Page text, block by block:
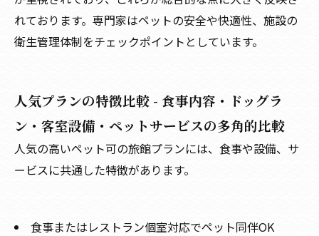
れております。専門家はペットの安全や快適性、施設の
衛生管理体制をチェックポイントとしています。
人気プランの特徴比較 - 食事内容・ドッグラ
ン・客室設備・ペットサービスの多角的比較
人気の高いペット可の旅館プランには、食事や設備、サ
ービスに共通した特徴があります。
食事またはレストラン個室対応でペット同伴OK